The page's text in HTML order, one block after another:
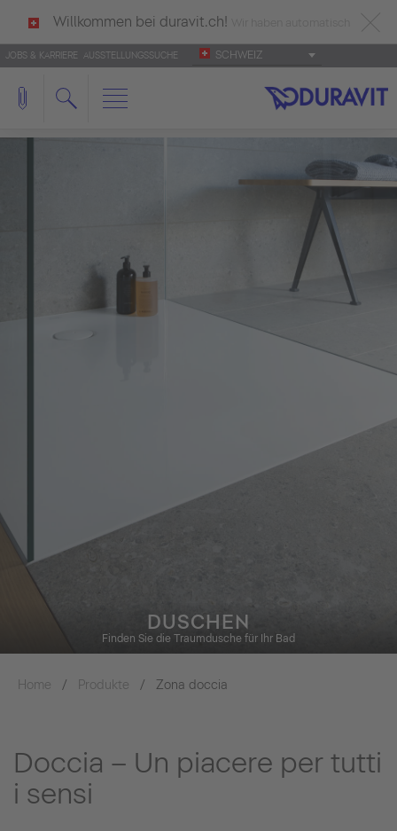
Willkommen bei duravit.ch!
deutsch als Ihre Sprache erkannt.
Français Italiano
JOBS & KARRIERE AUSSTELLUNGSSUCHE SCHWEIZ
DUSCHEN
Finden Sie die Traumdusche für Ihr Bad
Home Produkte Zona doccia
Doccia – Un piacere per tutti
i sensi